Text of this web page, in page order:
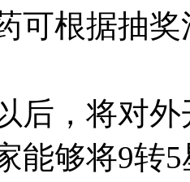
可根据抽
后，将对
能够将9转